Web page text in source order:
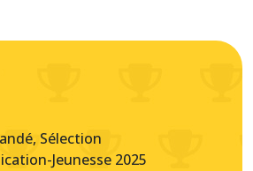
Sélection
Jeunesse 2025